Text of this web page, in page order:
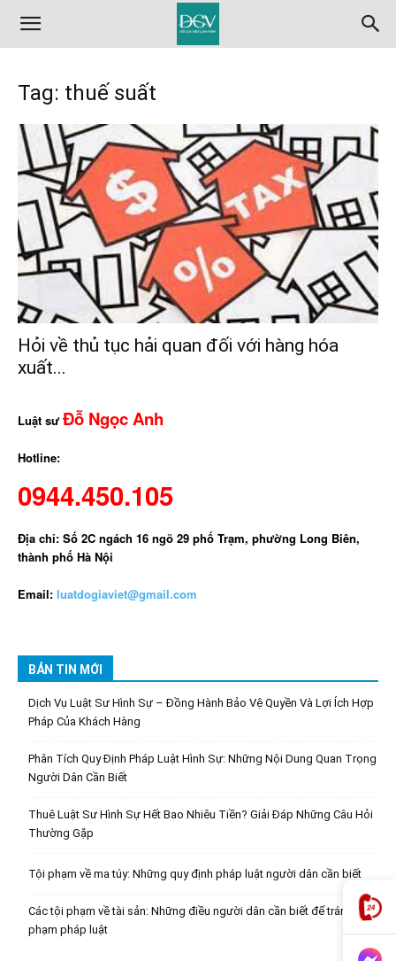
Tag: thuế suất
Hỏi về thủ tục hải quan đối với hàng hóa
xuất...
Luật sưĐỗ Ngọc Anh
Hotline:
0944.450.105
Địa chỉ: Số 2C ngách 16 ngõ 29 phố Trạm, phường Long Biên,
thành phố Hà Nội
Email: luatdogiaviet@gmail.com
BẢN TIN MỚI
Dịch Vụ Luật Sư Hình Sự – Đồng Hành Bảo Vệ Quyền Và Lợi Ích Hợp
Pháp Của Khách Hàng
Phân Tích Quy Định Pháp Luật Hình Sự: Những Nội Dung Quan Trọng
Người Dân Cần Biết
Thuê Luật Sư Hình Sự Hết Bao Nhiêu Tiền? Giải Đáp Những Câu Hỏi
Thường Gặp
Tội phạm về ma túy: Những quy định pháp luật người dân cần biết
Các tội phạm về tài sản: Những điều người dân cần biết để tránh vi
phạm pháp luật